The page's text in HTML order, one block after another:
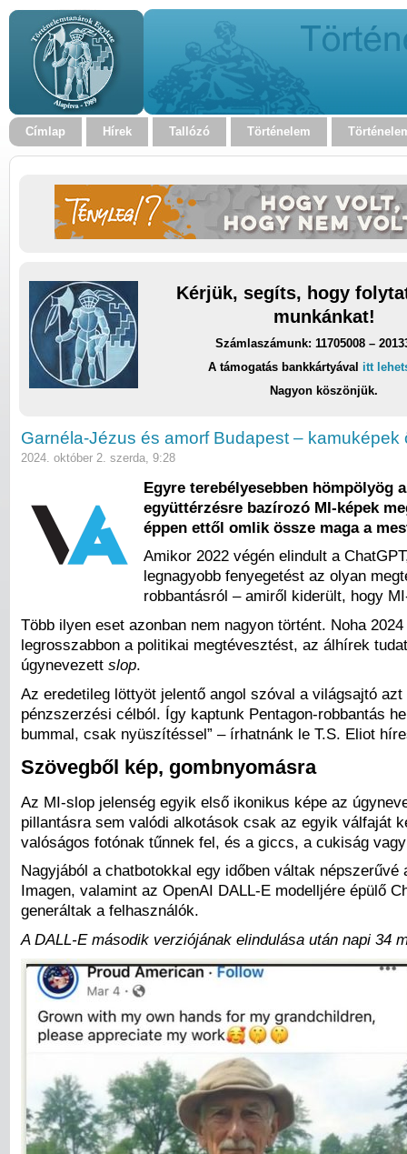
Címlap Hírek Tallózó Történelem
Kérjük, segíts, hogy
munkánkat!
Számlaszámunk: 11705008 –
A támogatás bankkártyával itt
Nagyon köszönjük.
Garnéla-Jézus és amorf Budapest –
2024. október 2. szerda, 9:28
Egyre terebélyesebben hömpölyög
együttérzésre bazírozó MI-képek
éppen ettől omlik össze maga a
Amikor 2022 végén elindult a
legnagyobb fenyegetést az olyan
robbantásról – amiről kiderült, hogy
Több ilyen eset azonban nem nagyon történt. Noha
legrosszabbon a politikai megtévesztést, az álhírek
úgynevezett slop.
Az eredetileg löttyöt jelentő angol szóval a világsajtó
pénzszerzési célból. Így kaptunk Pentagon-robbantás
bummal, csak nyüszítéssel” – írhatnánk le T.S. Eliot
Szövegből kép, gombnyomásra
Az MI-slop jelenség egyik első ikonikus képe az
pillantásra sem valódi alkotások csak az egyik válfaját
valóságos fotónak tűnnek fel, és a giccs, a cukiság
Nagyjából a chatbotokkal egy időben váltak
Imagen, valamint az OpenAI DALL-E modelljére épülő
generáltak a felhasználók.
A DALL-E második verziójának elindulása után napi 34